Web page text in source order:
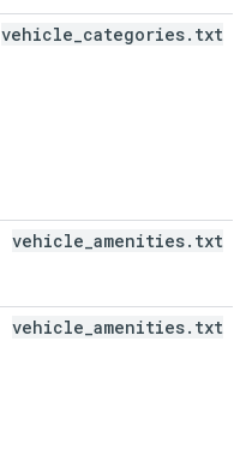
vehicle categories. txt
vehicle amenities. txt
vehicle amenities. txt